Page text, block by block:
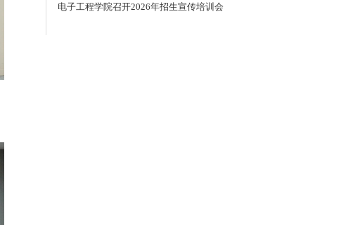
电子工程学院召开2026年招生宣传培训会